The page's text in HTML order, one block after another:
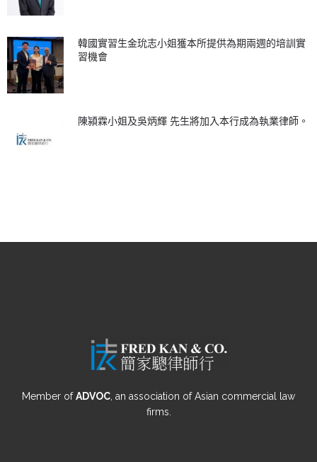
韓國實習生金玧志小姐獲本所提供為期兩週的培訓實
習機會
陳潁霖小姐及吳炳輝 先生將加入本行成為執業律師。
Member ofADVOC , an association of Asian commercial law
firms.